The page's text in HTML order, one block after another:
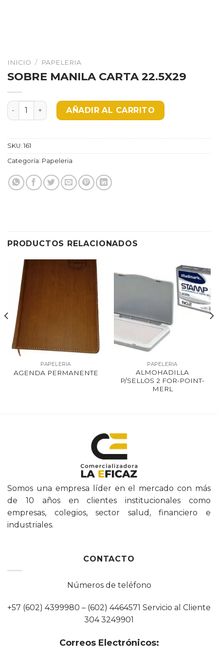
INICIO / PAPELERIA
SOBRE MANILA CARTA 22.5X29
SOBRE MANILA CARTA 22.5X29 cantidad
AÑADIR AL CARRITO
SKU: 161
Categoría: Papeleria
PRODUCTOS RELACIONADOS
PAPELERIA
AGENDA PERMANENTE
PAPELERIA
ALMOHADILLA
P/SELLOS 2 FOR-POINT-
MERL
Somos una empresa líder en el mercado con más
de 10 años en clientes institucionales como
empresas, colegios, sector salud, financiero e
industriales.
CONTACTO
Números de teléfono
+57 (602) 4399980 – (602) 4464571 Servicio al Cliente
304 3249901
Correos Electrónicos: